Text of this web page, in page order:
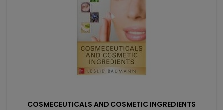
COSMECEUTICALS AND COSMETIC INGREDIENTS